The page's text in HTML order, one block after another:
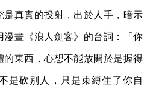
是真實的投射，出於人手，暗示
漫畫《浪人劍客》的台詞：「你
的東西，心想不能放開於是握得
是砍別人，只是束縛住了你自